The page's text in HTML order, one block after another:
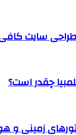
طراحی سایت
چقدر است؟
تورهای زمینی و